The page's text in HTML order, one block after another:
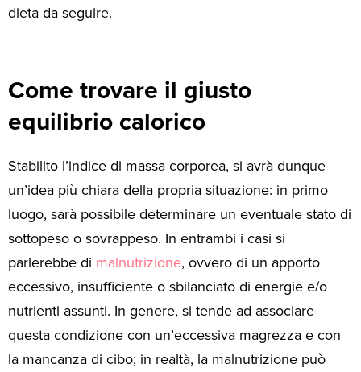
dieta da seguire.
Come trovare il giusto
equilibrio calorico
Stabilito l’indice di massa corporea, si avrà dunque
un’idea più chiara della propria situazione: in primo
luogo, sarà possibile determinare un eventuale stato di
sottopeso o sovrappeso. In entrambi i casi si
parlerebbe di malnutrizione, ovvero di un apporto
eccessivo, insufficiente o sbilanciato di energie e/o
nutrienti assunti. In genere, si tende ad associare
questa condizione con un’eccessiva magrezza e con
la mancanza di cibo; in realtà, la malnutrizione può